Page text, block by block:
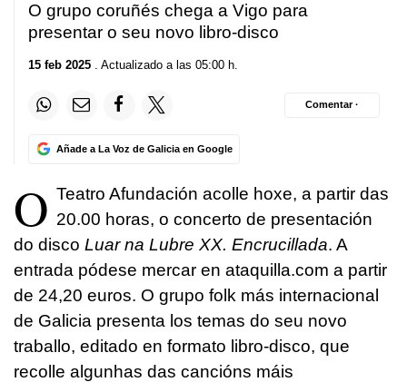
O grupo coruñés chega a Vigo para
presentar o seu novo libro-disco
15 feb 2025 . Actualizado a las 05:00 h.
Añade a La Voz de Galicia en Google
Comentar ·
O Teatro Afundación acolle hoxe, a partir das
20.00 horas, o concerto de presentación
do disco Luar na Lubre XX. Encrucillada. A
entrada pódese mercar en ataquilla.com a partir
de 24,20 euros. O grupo folk más internacional
de Galicia presenta los temas do seu novo
traballo, editado en formato libro-disco, que
recolle algunhas das cancións máis